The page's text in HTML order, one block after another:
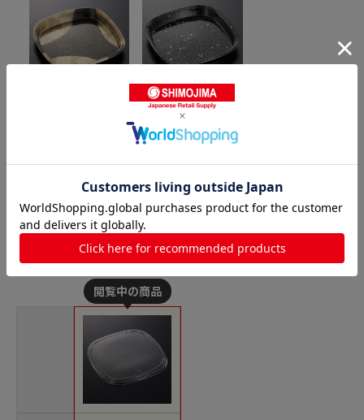
中央化学 寿司容器 角桶 本体
40 黒金箔-BK 10枚/袋（ご注
文単位10袋）【直送品】
寿司桶（使い捨て）の人気商品との比較